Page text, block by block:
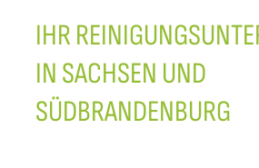
IHR
IN SACHSEN UND
SÜDBRANDENBURG